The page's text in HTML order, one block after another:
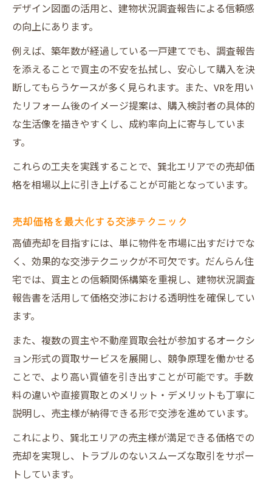
デザイン図面の活用と、建物状況調査報告による信頼感
の向上にあります。
例えば、築年数が経過している一戸建てでも、調査報告
を添えることで買主の不安を払拭し、安心して購入を決
断してもらうケースが多く見られます。また、VRを用い
たリフォーム後のイメージ提案は、購入検討者の具体的
な生活像を描きやすくし、成約率向上に寄与していま
す。
これらの工夫を実践することで、巽北エリアでの売却価
格を相場以上に引き上げることが可能となっています。
売却価格を最大化する交渉テクニック
高値売却を目指すには、単に物件を市場に出すだけでな
く、効果的な交渉テクニックが不可欠です。だんらん住
宅では、買主との信頼関係構築を重視し、建物状況調査
報告書を活用して価格交渉における透明性を確保してい
ます。
また、複数の買主や不動産買取会社が参加するオークシ
ョン形式の買取サービスを展開し、競争原理を働かせる
ことで、より高い買値を引き出すことが可能です。手数
料の違いや直接買取とのメリット・デメリットも丁寧に
説明し、売主様が納得できる形で交渉を進めています。
これにより、巽北エリアの売主様が満足できる価格での
売却を実現し、トラブルのないスムーズな取引をサポー
トしています。